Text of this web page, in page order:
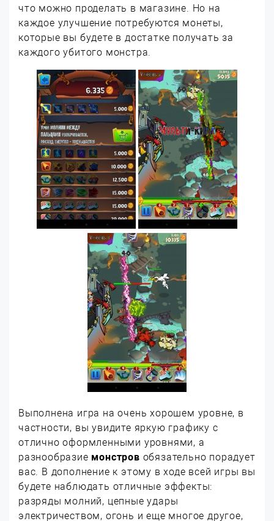
что можно проделать в магазине. Но на
каждое улучшение потребуются монеты,
которые вы будете в достатке получать за
каждого убитого монстра.
Выполнена игра на очень хорошем уровне, в
частности, вы увидите яркую графику с
отлично оформленными уровнями, а
разнообразие монстров обязательно порадует
вас. В дополнение к этому в ходе всей игры вы
будете наблюдать отличные эффекты:
разряды молний, цепные удары
электричеством, огонь и еще многое другое,